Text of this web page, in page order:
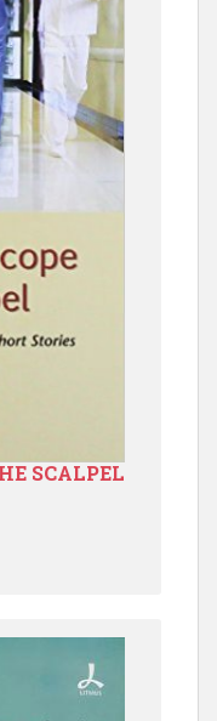
SCALPEL